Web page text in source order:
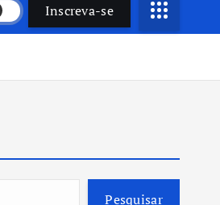
Inscreva-se
Pesquisar